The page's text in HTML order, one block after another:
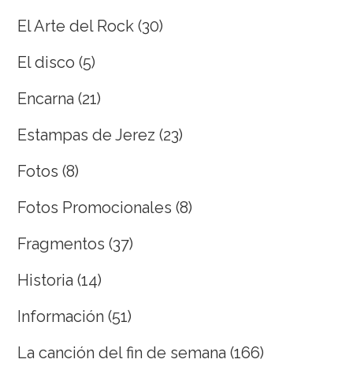
El Arte del Rock (30)
El disco (5)
Encarna (21)
Estampas de Jerez (23)
Fotos (8)
Fotos Promocionales (8)
Fragmentos (37)
Historia (14)
Información (51)
La canción del fin de semana (166)